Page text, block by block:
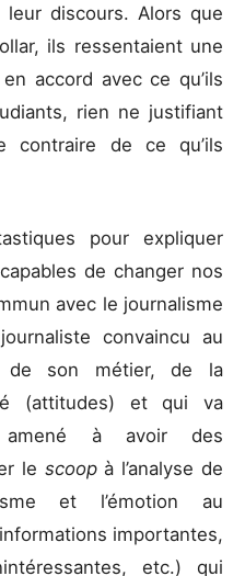
discours. Alors que
ils ressentaient une
accord avec ce qu’ils
rien ne justifiant
contraire de ce qu’ils
pour expliquer
de changer nos
avec le journalisme
convaincu au
de son métier, de la
(attitudes) et qui va
amené à avoir des
le scoop à l’analyse de
et l’émotion au
importantes,
etc.) qui